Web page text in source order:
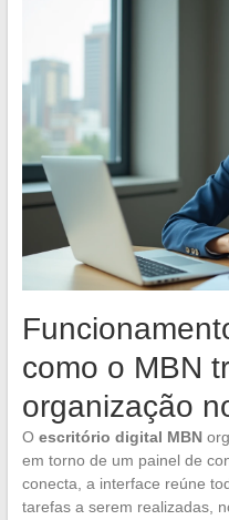
como o MBN
organização
O escritório digital MBN
em torno de um painel de
conecta, a interface reúne
tarefas a serem realizadas,